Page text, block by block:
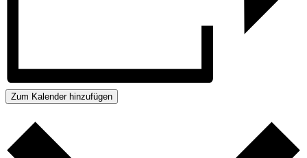
Zum Kalender hinzufügen